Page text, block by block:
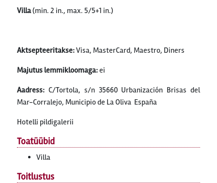
Villa(min. 2 in., max. 5/5+1 in.)
Aktsepteeritakse:Visa, MasterCard, Maestro, Diners
Majutus lemmikloomaga:ei
Aadress: C/Tortola, s/n 35660 Urbanización Brisas del
Mar-Corralejo, Municipio de La Oliva España
Hotelli pildigalerii
Toatüübid
Villa
Toitlustus